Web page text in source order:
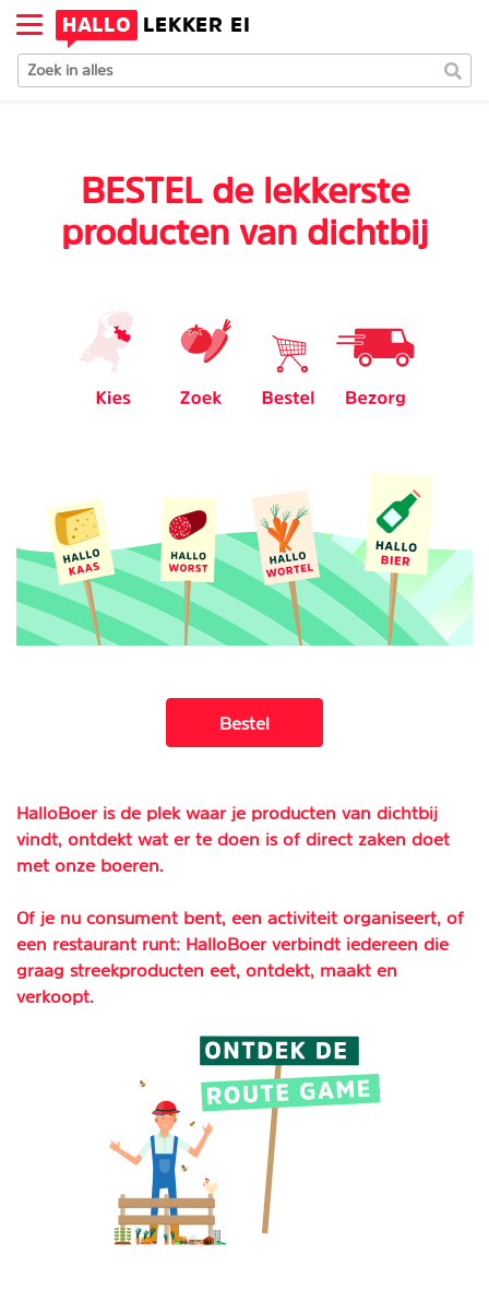
HALLO LEKKER EI
BESTEL de lekkerste
producten van dichtbij
Bestel
HalloBoer is de plek waar je producten van dichtbij
vindt, ontdekt wat er te doen is of direct zaken doet
met onze boeren.
Of je nu consument bent, een activiteit organiseert, of
een restaurant runt: HalloBoer verbindt iedereen die
graag streekproducten eet, ontdekt, maakt en
verkoopt.